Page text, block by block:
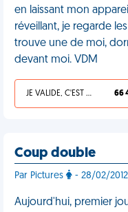
en laissant mon
réveillant, je regarde
trouve une de moi,
devant moi. VDM
JE VALIDE, C'EST UNE VDM 66
Coup double
Par Pictures - 28/02/
Aujourd'hui, premier